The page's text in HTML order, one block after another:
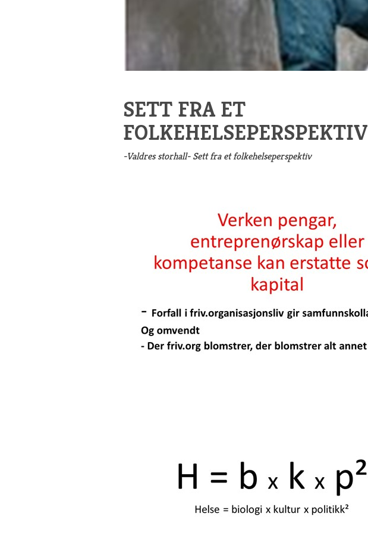
SETT FRA ET
FOLKEHELSEPERSPEKTIV
-Valdres storhall- Sett fra et folkehelseperspektiv